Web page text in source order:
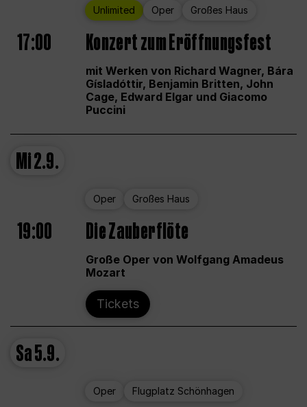
Unlimited Oper Großes Haus
17:00 Konzert zum Eröffnungsfest
mit Werken von Richard Wagner, Bára
Gísladóttir, Benjamin Britten, John
Cage, Edward Elgar und Giacomo
Puccini
Mi2.9.
Oper Großes Haus
19:00 Die Zauberflöte
Große Oper von Wolfgang Amadeus
Mozart
Tickets
Sa5.9.
Oper Flugplatz Schönhagen